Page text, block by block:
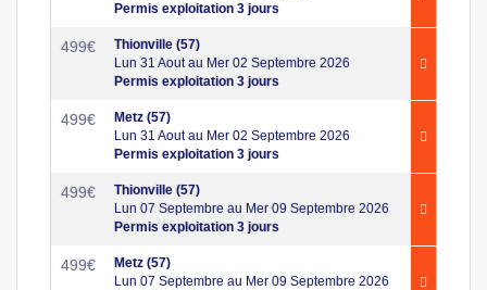
Permis exploitation 3 jours
499€
Thionville (57)
Lun 31 Aout au Mer 02 Septembre 2026
Permis exploitation 3 jours
499€
Metz (57)
Lun 31 Aout au Mer 02 Septembre 2026
Permis exploitation 3 jours
499€
Thionville (57)
Lun 07 Septembre au Mer 09 Septembre 2026
Permis exploitation 3 jours
499€
Metz (57)
Lun 07 Septembre au Mer 09 Septembre 2026